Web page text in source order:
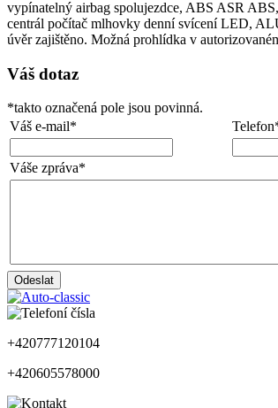
vypínatelný airbag spolujezdce, ABS ASR
centrál počítač mlhovky denní svícení LED,
úvěr zajištěno. Možná prohlídka v
Váš dotaz
*takto označená pole jsou povinná.
Váš e-mail* Telefon
Váše zpráva*
+420777120104
+420605578000